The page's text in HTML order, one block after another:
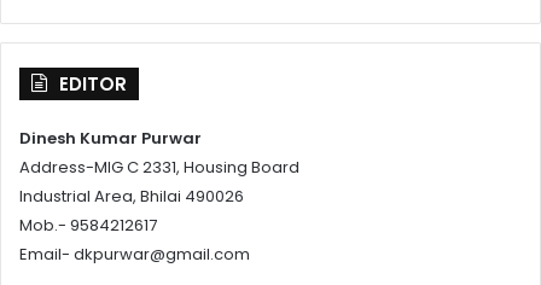
EDITOR
Dinesh Kumar Purwar
Address-MIG C 2331, Housing Board
Industrial Area, Bhilai 490026
Mob.- 9584212617
Email- dkpurwar@gmail.com